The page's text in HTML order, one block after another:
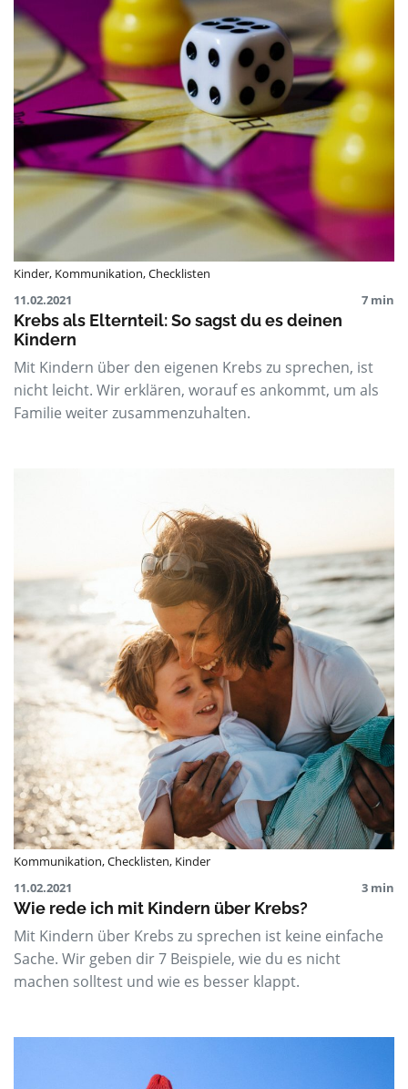
Kinder, Kommunikation,Checklisten
11.02.2021
7 min
Krebs als Elternteil: So sagst du es deinen
Kindern
Mit Kindern über den eigenen Krebs zu sprechen, ist
nicht leicht. Wir erklären, worauf es ankommt, um als
Familie weiter zusammenzuhalten.
Kommunikation,Checklisten, Kinder
11.02.2021
3 min
Wie rede ich mit Kindern über Krebs?
Mit Kindern über Krebs zu sprechen ist keine einfache
Sache. Wir geben dir 7 Beispiele, wie du es nicht
machen solltest und wie es besser klappt.